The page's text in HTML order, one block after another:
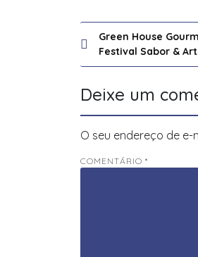
de
Post
Green House
Festival Sabor &
Deixe um
O seu endereço de
COMENTÁRIO *